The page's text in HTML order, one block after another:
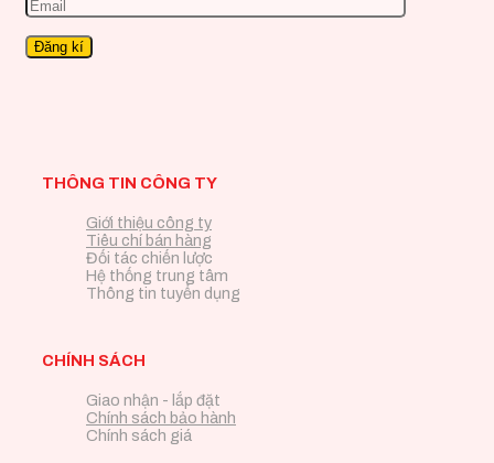
THÔNG TIN CÔNG TY
Giới thiệu công ty
Tiêu chí bán hàng
Đối tác chiến lược
Hệ thống trung tâm
Thông tin tuyển dụng
CHÍNH SÁCH
Giao nhận - lắp đặt
Chính sách bảo hành
Chính sách giá